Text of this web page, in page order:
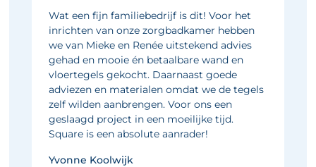
Wat een fijn familiebedrijf is dit! Voor het
inrichten van onze zorgbadkamer hebben
we van Mieke en Renée uitstekend advies
gehad en mooie én betaalbare wand en
vloertegels gekocht. Daarnaast goede
adviezen en materialen omdat we de tegels
zelf wilden aanbrengen. Voor ons een
geslaagd project in een moeilijke tijd.
Square is een absolute aanrader!
Yvonne Koolwijk